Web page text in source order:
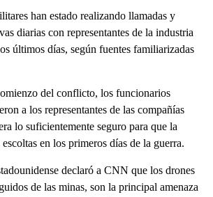
han estado realizando llamadas y
diarias con representantes de la industria
últimos días, según fuentes familiarizadas
del conflicto, los funcionarios
a los representantes de las compañías
lo suficientemente seguro para que la
en los primeros días de la guerra.
declaró a CNN que los drones
de las minas, son la principal amenaza